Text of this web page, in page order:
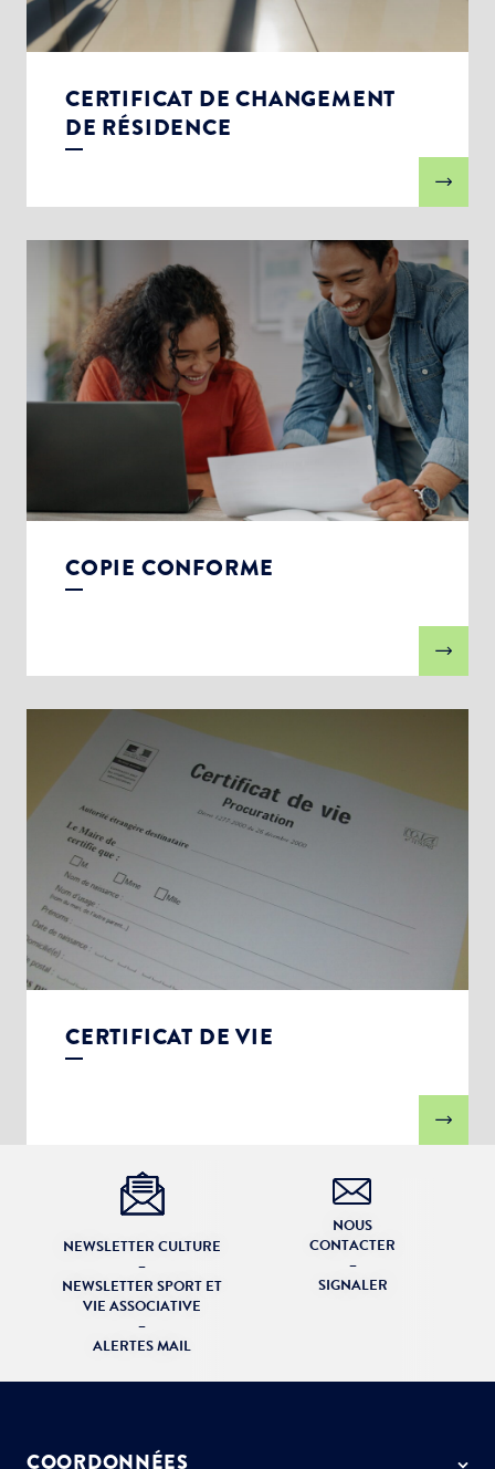
CERTIFICAT DE CHANGEMENT
DE RÉSIDENCE
COPIE CONFORME
CERTIFICAT DE VIE
NEWSLETTER CULTURE
–
NEWSLETTER SPORT ET
VIE ASSOCIATIVE
–
ALERTES MAIL
NOUS
CONTACTER
–
SIGNALER
COORDONNÉES